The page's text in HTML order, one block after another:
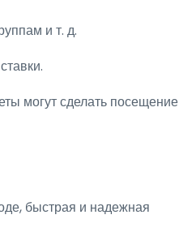
и т. д.
могут сделать посещение
быстрая и надежная